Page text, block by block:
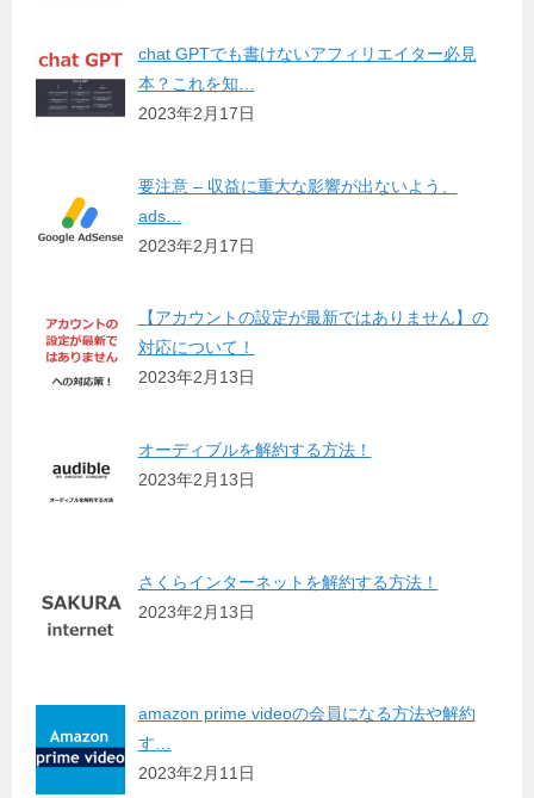
chat GPTでも書けないアフィリエイター必見
本？これを知…
2023年2月17日
要注意 – 収益に重大な影響が出ないよう、
ads…
2023年2月17日
【アカウントの設定が最新ではありません】の
対応について！
2023年2月13日
オーディブルを解約する方法！
2023年2月13日
さくらインターネットを解約する方法！
2023年2月13日
amazon prime videoの会員になる方法や解約
す…
2023年2月11日